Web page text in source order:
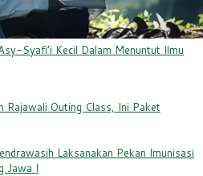
Syafi’i Kecil Dalam Menuntut Ilmu
Rajawali Outing Class, Ini Paket
Laksanakan Pekan Imunisasi
Jawa I